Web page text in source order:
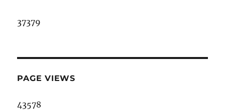
37379
PAGE VIEWS
43578